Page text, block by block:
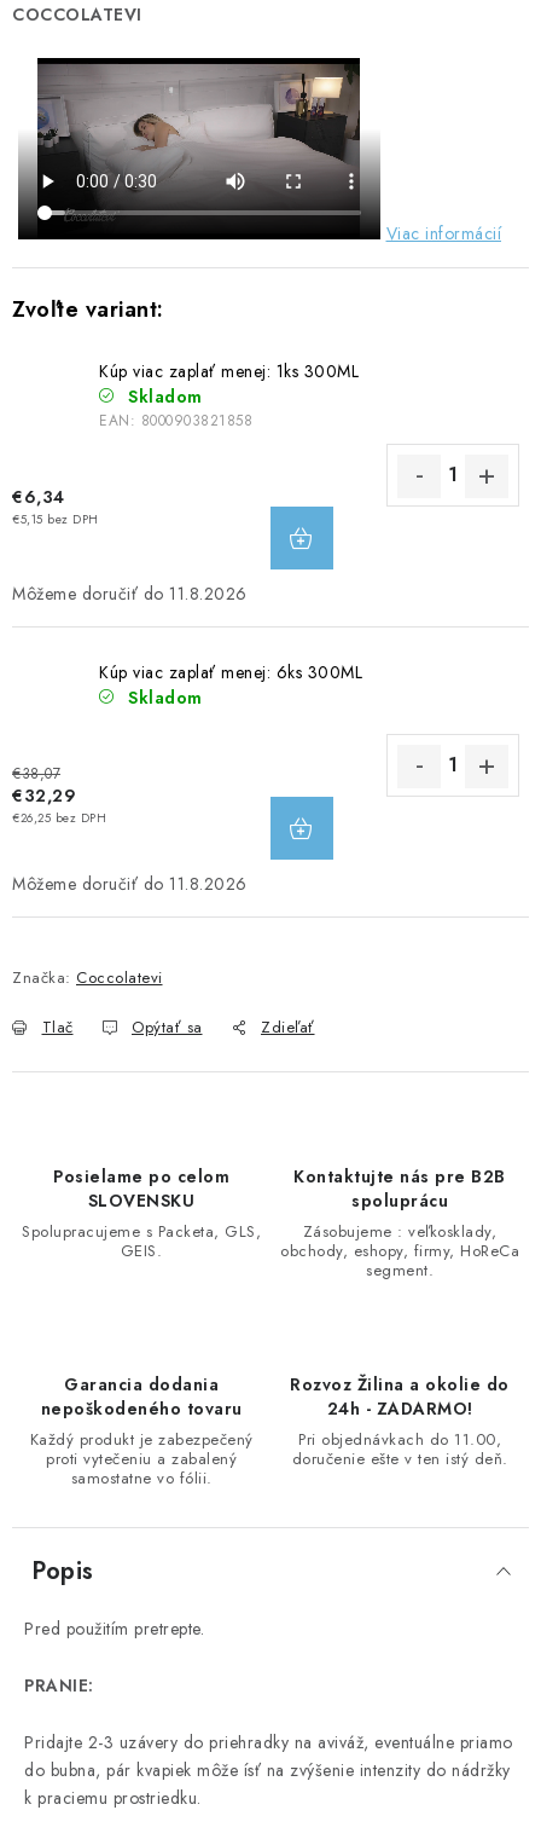
COCCOLATEVI
Viac informácií
Kúp viac zaplať menej: 1ks 300ML
Skladom
EAN: 8000903821858
€6,34
€5,15 bez DPH DO
11.8.2026
Kúp viac zaplať menej: 6ks 300ML
Skladom
€38,07
€32,29
€26,25 bez DPH DO
11.8.2026
Značka: Coccolatevi
Tlač Opýtať sa Zdieľať
Posielame po celom
SLOVENSKU
Spolupracujeme s Packeta, GLS,
GEIS.
Kontaktujte nás pre B2B
spoluprácu
Zásobujeme : veľkosklady,
obchody, eshopy, firmy, HoReCa
segment.
Garancia dodania
nepoškodeného tovaru
Každý produkt je zabezpečený
proti vytečeniu a zabalený
samostatne vo fólii.
Rozvoz Žilina a okolie do
24h - ZADARMO!
Pri objednávkach do 11.00,
doručenie ešte v ten istý deň.
Popis
Pred použitím pretrepte.
PRANIE:
Pridajte 2-3 uzávery do priehradky na aviváž, eventuálne priamo
do bubna, pár kvapiek môže ísť na zvýšenie intenzity do nádržky
k praciemu prostriedku.